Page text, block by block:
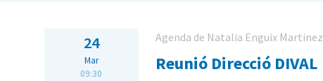
24
Mar
09:30
Agenda de Natalia Enguix Martinez
Reunió Direcció DIVAL